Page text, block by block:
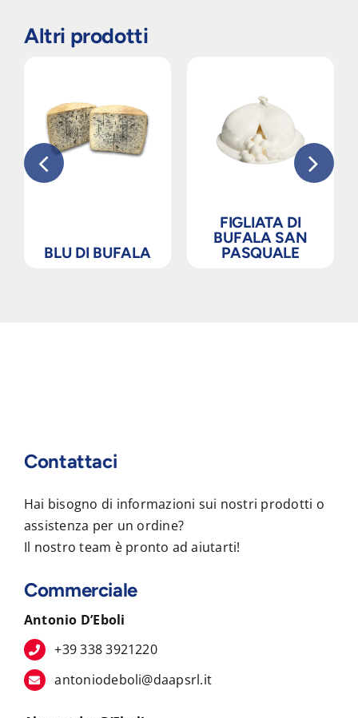
Altri prodotti
BLU DI BUFALA
FIGLIATA DI
BUFALA SAN
PASQUALE
Contattaci
Hai bisogno di informazioni sui nostri prodotti o
assistenza per un ordine?
Il nostro team è pronto ad aiutarti!
Commerciale
Antonio D’Eboli
+39 338 3921220
antoniodeboli@daapsrl.it